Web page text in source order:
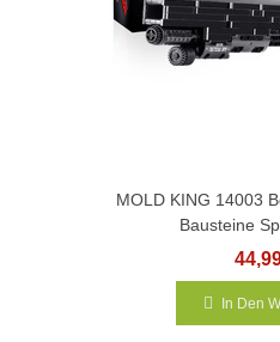
MOLD KING 14003
Bausteine
In Den